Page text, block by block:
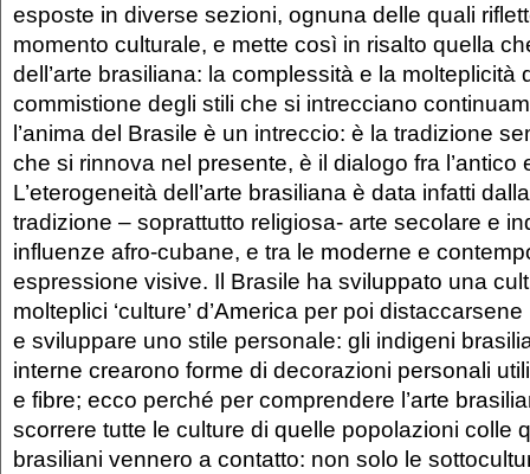
esposte in diverse sezioni, ognuna delle quali
momento culturale, e mette così in risalto quella
dell’arte brasiliana: la complessità e la molteplicità
commistione degli stili che si intrecciano
l’anima del Brasile è un intreccio: è la tradizione
che si rinnova nel presente, è il dialogo fra l’antico
L’eterogeneità dell’arte brasiliana è data infatti
tradizione – soprattutto religiosa- arte secolare e
influenze afro-cubane, e tra le moderne e
espressione visive. Il Brasile ha sviluppato una
molteplici ‘culture’ d’America per poi
e sviluppare uno stile personale: gli indigeni
interne crearono forme di decorazioni personali
e fibre; ecco perché per comprendere l’arte
scorrere tutte le culture di quelle popolazioni colle
brasiliani vennero a contatto: non solo le